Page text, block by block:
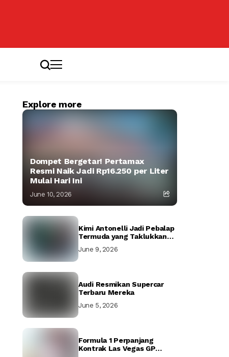
Explore more
Dompet Bergetar! Pertamax
Resmi Naik Jadi Rp16.250 per Liter
Mulai Hari Ini
June 10, 2026
Kimi Antonelli Jadi Pebalap
Termuda yang Taklukkan
June 9, 2026
Audi Resmikan Supercar
Terbaru Mereka
June 5, 2026
Formula 1 Perpanjang
Kontrak Las Vegas GP